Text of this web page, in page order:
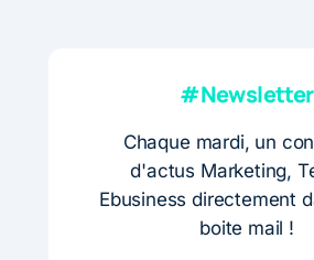
#Newsletter
Chaque mardi, un
d'actus Marketing,
Ebusiness directement
boite mail !